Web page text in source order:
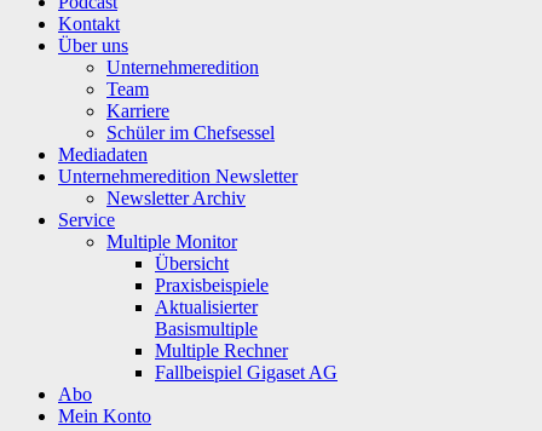
Kontakt
Über uns
Unternehmeredition
Team
Karriere
Schüler im Chefsessel
Mediadaten
Unternehmeredition Newsletter
Newsletter Archiv
Service
Multiple Monitor
Übersicht
Praxisbeispiele
Aktualisierter
Basismultiple
Multiple Rechner
Fallbeispiel Gigaset AG
Abo
Mein Konto